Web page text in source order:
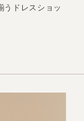
ドレスショッ